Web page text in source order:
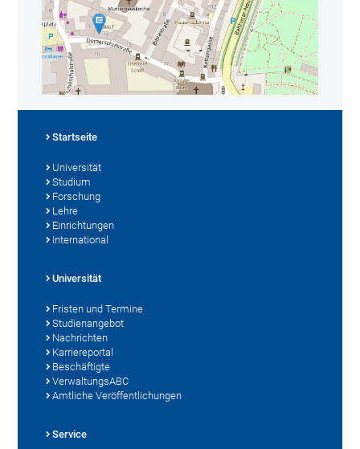
Startseite
Universität
Studium
Forschung
Lehre
Einrichtungen
International
Universität
Fristen und Termine
Studienangebot
Nachrichten
Karriereportal
Beschäftigte
VerwaltungsABC
Amtliche Veröffentlichungen
Service